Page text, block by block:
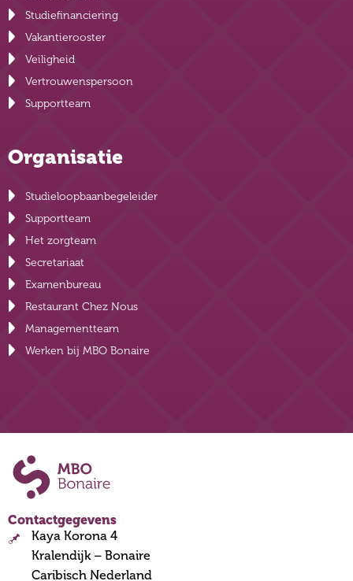
Studiefinanciering
Vakantierooster
Veiligheid
Vertrouwenspersoon
Supportteam
Organisatie
Studieloopbaanbegeleider
Supportteam
Het zorgteam
Secretariaat
Examenbureau
Restaurant Chez Nous
Managementteam
Werken bij MBO Bonaire
Contactgegevens
Kaya Korona 4
Kralendijk – Bonaire
Caribisch Nederland